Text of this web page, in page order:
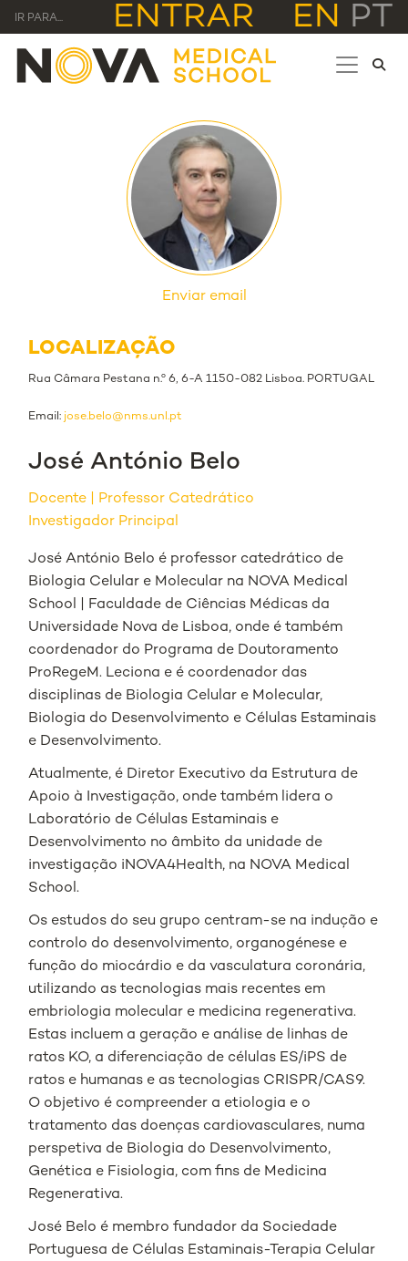
IR PARA... ENTRAR EN PT
Enviar email
LOCALIZAÇÃO
Rua Câmara Pestana n.º 6, 6-A 1150-082 Lisboa. PORTUGAL
Email: jose.belo@nms.unl.pt
José António Belo
Docente
Professor Catedrático
Investigador Principal
José António Belo é professor catedrático de
Biologia Celular e Molecular na NOVA Medical
School | Faculdade de Ciências Médicas da
Universidade Nova de Lisboa, onde é também
coordenador do Programa de Doutoramento
ProRegeM. Leciona e é coordenador das
disciplinas de Biologia Celular e Molecular,
Biologia do Desenvolvimento e Células Estaminais
e Desenvolvimento.
Atualmente, é Diretor Executivo da Estrutura de
Apoio à Investigação, onde também lidera o
Laboratório de Células Estaminais e
Desenvolvimento no âmbito da unidade de
investigação iNOVA4Health, na NOVA Medical
School.
Os estudos do seu grupo centram-se na indução e
controlo do desenvolvimento, organogénese e
função do miocárdio e da vasculatura coronária,
utilizando as tecnologias mais recentes em
embriologia molecular e medicina regenerativa.
Estas incluem a geração e análise de linhas de
ratos KO, a diferenciação de células ES/iPS de
ratos e humanas e as tecnologias CRISPR/CAS9.
O objetivo é compreender a etiologia e o
tratamento das doenças cardiovasculares, numa
perspetiva de Biologia do Desenvolvimento,
Genética e Fisiologia, com fins de Medicina
Regenerativa.
José Belo é membro fundador da Sociedade
Portuguesa de Células Estaminais-Terapia Celular